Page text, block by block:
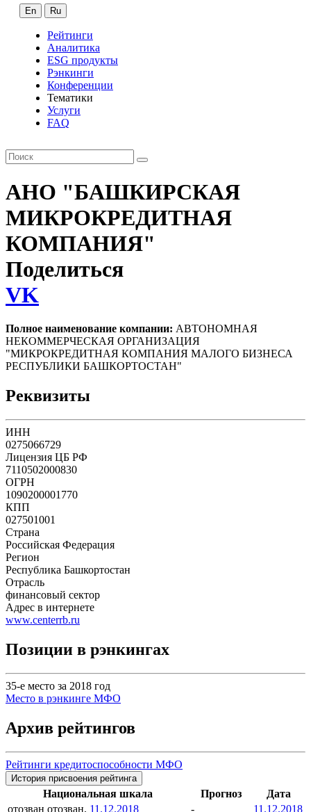
En Ru
Рейтинги
Аналитика
ESG продукты
Рэнкинги
Конференции
Тематики
Услуги
FAQ
АНО "БАШКИРСКАЯ
МИКРОКРЕДИТНАЯ
КОМПАНИЯ"
Поделиться
VK
Полное наименование компании: АВТОНОМНАЯ
НЕКОММЕРЧЕСКАЯ ОРГАНИЗАЦИЯ
"МИКРОКРЕДИТНАЯ КОМПАНИЯ МАЛОГО БИЗНЕСА
РЕСПУБЛИКИ БАШКОРТОСТАН"
Реквизиты
ИНН
0275066729
Лицензия ЦБ РФ
7110502000830
ОГРН
1090200001770
КПП
027501001
Страна
Российская Федерация
Регион
Республика Башкортостан
Отрасль
финансовый сектор
Адрес в интернете
www.centerrb.ru
Позиции в рэнкингах
35-е место за 2018 год
Место в рэнкинге МФО
Архив рейтингов
Рейтинги кредитоспособности МФО
История присвоения рейтинга
Национальная шкала Прогноз
Дата
отозван отозван, 11.12.2018 - 11.12.2018